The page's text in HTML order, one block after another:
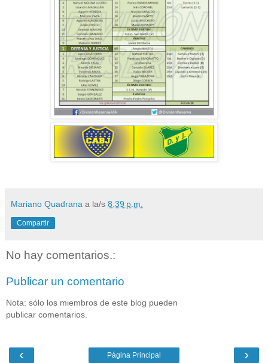
Mariano Quadrana a la/s 8:39 p.m.
Compartir
No hay comentarios.:
Publicar un comentario
Nota: sólo los miembros de este blog pueden
publicar comentarios.
‹ ›
Página Principal